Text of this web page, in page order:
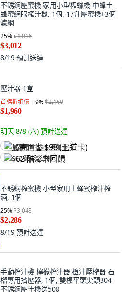
不銹鋼壓蜜機 家用小型榨蠟機 中蜂土
蜂蜜網眼榨汁機, 1個, 17升壓蜜機+3個
濾網
25%$4,016
$3,012
8/19 預計送達
壓汁器 1盒
首購折扣價 9%$2,160
$1,960
明天 8/8 (六) 預計送達
最高再省 $98 (王道卡)
$62 酷澎幣回饋
不銹鋼榨蜜機 小型家用土蜂蜜榨汁榨
酒, 1個
25%$3,048
$2,286
8/19 預計送達
手動榨汁機 檸檬榨汁器 橙汁壓榨器 石
榴專用擠壓器, 1個, 雙模平頭尖頭304
不銹鋼壓汁機送508